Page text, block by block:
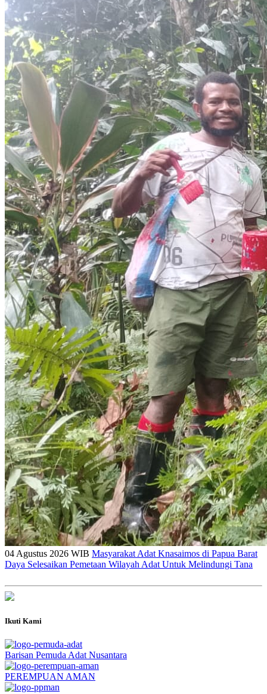
04 Agustus 2026 WIB Masyarakat Adat Knasaimos di Papua Barat
Daya Selesaikan Pemetaan Wilayah Adat Untuk Melindungi Tana
Ikuti Kami
Barisan Pemuda Adat Nusantara
PEREMPUAN AMAN